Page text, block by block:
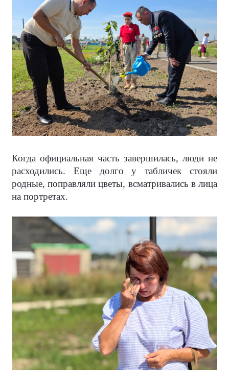
Когда официальная часть завершилась, люди не
расходились. Еще долго у табличек стояли
родные, поправляли цветы, всматривались в лица
на портретах.